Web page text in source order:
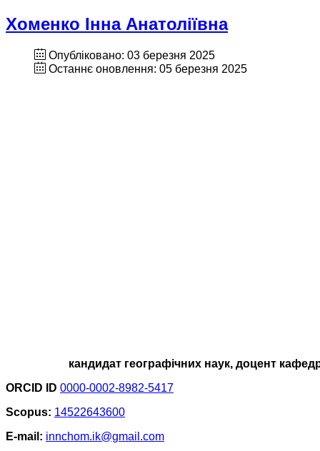
Хоменко Інна Анатоліївна
Опубліковано: 03 березня 2025
Останнє оновлення: 05 березня 2025
кандидат географічних наук, доцент
ORCID ID 0000-0002-8982-5417
Scopus: 14522643600
E-mail: innchom.ik@gmail.com